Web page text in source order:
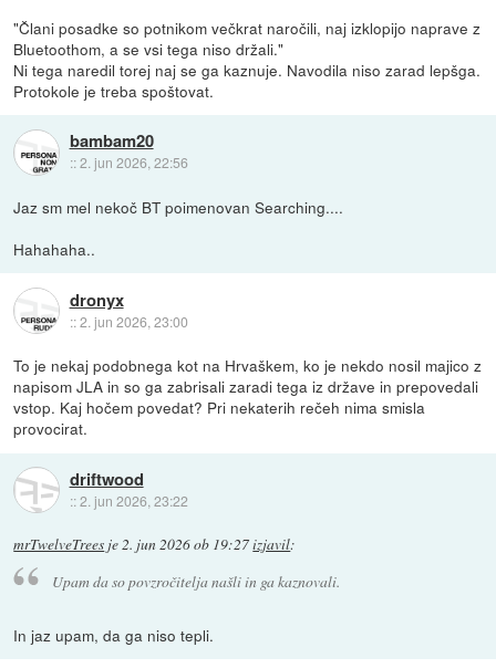
"Člani posadke so potnikom večkrat naročili, naj izklopijo naprave z
Bluetoothom, a se vsi tega niso držali."
Ni tega naredil torej naj se ga kaznuje. Navodila niso zarad lepšga.
Protokole je treba spoštovat.
bambam20
::2. jun 2026, 22:56
Jaz sm mel nekoč BT poimenovan Searching....
Hahahaha..
dronyx
::2. jun 2026, 23:00
To je nekaj podobnega kot na Hrvaškem, ko je nekdo nosil majico z
napisom JLA in so ga zabrisali zaradi tega iz države in prepovedali
vstop. Kaj hočem povedat? Pri nekaterih rečeh nima smisla
provocirat.
driftwood
::2. jun 2026, 23:22
mrTwelveTrees je2. jun 2026 ob 19:27izjavil:
Upam da so povzročitelja našli in ga kaznovali.
In jaz upam, da ga niso tepli.